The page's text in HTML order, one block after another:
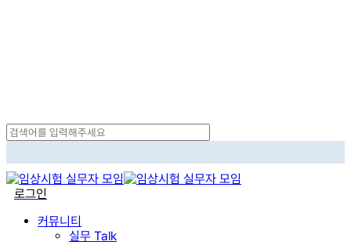
Search
로그인
커뮤니티
실무 Talk